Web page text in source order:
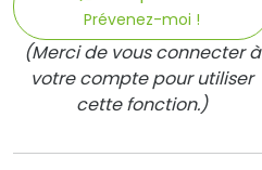
Prévenez-moi !
(Merci de vous connecter à
votre compte pour utiliser
cette fonction.)